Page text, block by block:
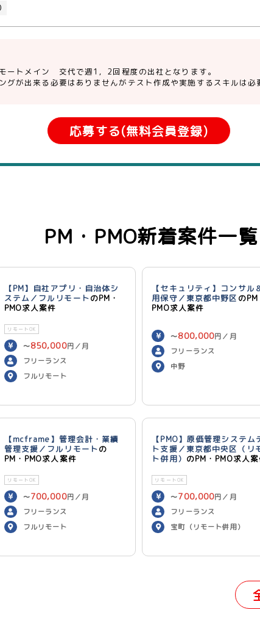
ートメイン 交代で週1，2回程度の出社となります。
グが出来る必要はありませんがテスト作成や実施するスキルは必
応募する(無料会員登録)
PM・PMO新着案件一覧
【PM】自社アプリ・自治体シ
ステム／フルリモートのPM・
PMO求人案件
リモートOK
〜850,000円／月
フリーランス
フルリモート
【セキュリティ】コンサル
用保守／東京都中野区 のPM
PMO求人案件
〜800,000円／月
フリーランス
中野
【mcframe】管理会計・業績
管理支援／フルリモートの
PM・PMO求人案件
リモートOK
〜700,000円／月
フリーランス
フルリモート
【PMO】原価管理システム
ト支援／東京都中央区（リ
ト併用） のPM・PMO求人
リモートOK
〜700,000円／月
フリーランス
宝町（リモート併用）